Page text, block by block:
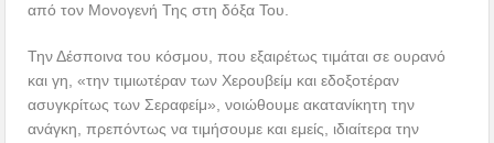
από τον Μονογενή Της στη δόξα Του.
Την Δέσποινα του κόσμου, που εξαιρέτως τιμάται σε ουρανό
και γη, «την τιμιωτέραν των Χερουβείμ και εδοξοτέραν
ασυγκρίτως των Σεραφείμ», νοιώθουμε ακατανίκητη την
ανάγκη, πρεπόντως να τιμήσουμε και εμείς, ιδιαίτερα την